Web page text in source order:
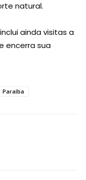
natural.
ainda visitas a
encerra sua
Paraíba